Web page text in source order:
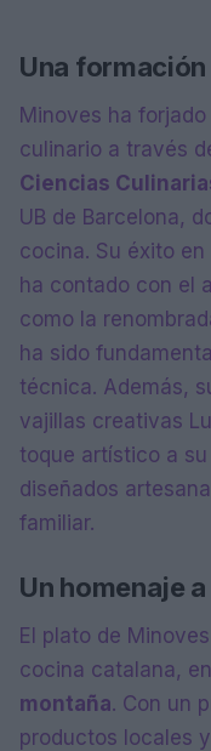
Una
Minoves ha
culinario a través
Ciencias
UB de Barcelona,
cocina. Su éxito
ha contado con el
como la
ha sido
técnica. Además,
vajillas creativas
toque artístico a
diseñados
familiar.
Un homenaje
El plato de
cocina catalana,
montaña. Con un
productos locales